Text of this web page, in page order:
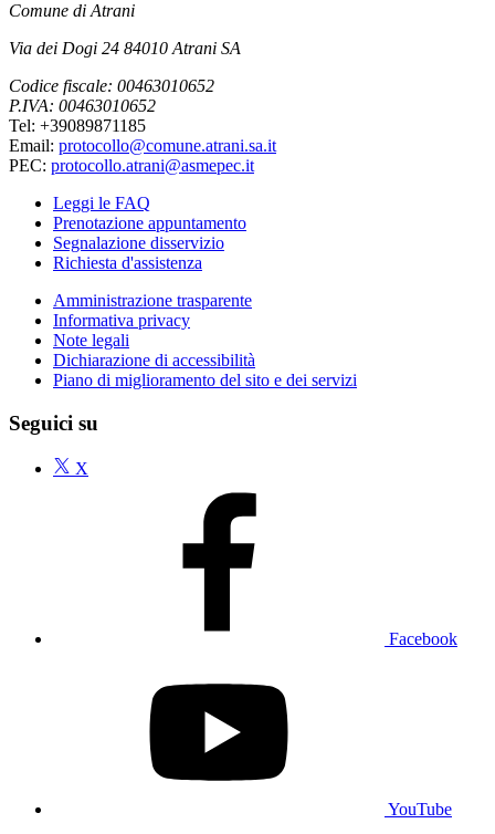
Comune di Atrani
Via dei Dogi 24 84010 Atrani SA
Codice fiscale: 00463010652
P.IVA: 00463010652
Tel: +39089871185
Email: protocollo@comune.atrani.sa.it
PEC: protocollo.atrani@asmepec.it
Leggi le FAQ
Prenotazione appuntamento
Segnalazione disservizio
Richiesta d'assistenza
Amministrazione trasparente
Informativa privacy
Note legali
Dichiarazione di accessibilità
Piano di miglioramento del sito e dei servizi
Seguici su
X
Facebook
YouTube